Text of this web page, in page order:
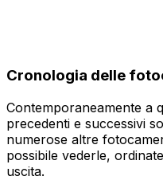
Cronologia delle
Contemporaneamente a
precedenti e successivi
numerose altre
possibile vederle,
uscita.